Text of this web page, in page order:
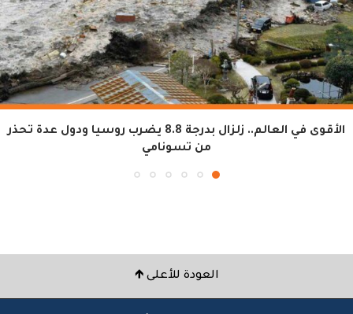
الأقوى في العالم.. زلزال بدرجة 8.8 يضرب روسيا ودول عدة تحذر
من تسونامي
العودة للأعلى 🡹